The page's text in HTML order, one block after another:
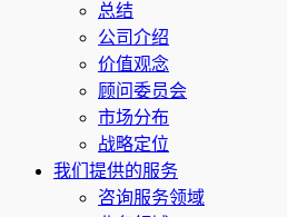
总结
公司介绍
价值观念
顾问委员会
市场分布
战略定位
我们提供的服务
咨询服务领域